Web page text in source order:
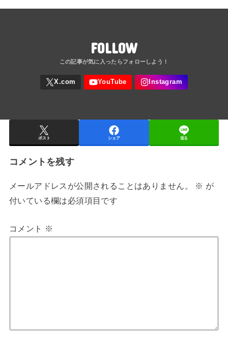
FOLLOW
ポスト シェア 送る
コメントを残す
メールアドレスが公開されることはありません。 ※ が
付いている欄は必須項目です
コメント ※